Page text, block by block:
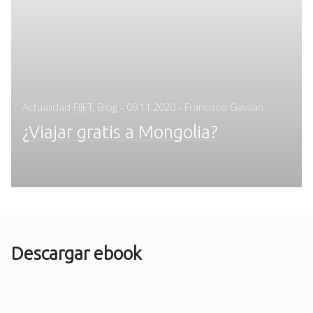
Actualidad FIJET Blog - Posted
09.11.2020 - Francisco Gavilan
¿Viajar gratis a Mongolia?
Descargar ebook